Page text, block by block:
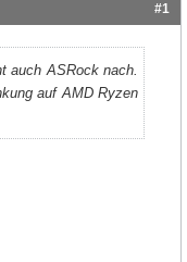
#1
auch ASRock nach.
auf AMD Ryzen